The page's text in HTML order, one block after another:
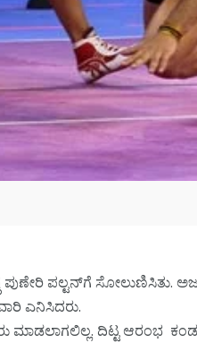
ಪಲ್ಟನ್‌ಗೆ
ಎನಿಸಿದರು.
ಮಾಡಲಾಗಲಿಲ್ಲ. ದಿಟ್ಟ ಆರಂಭ